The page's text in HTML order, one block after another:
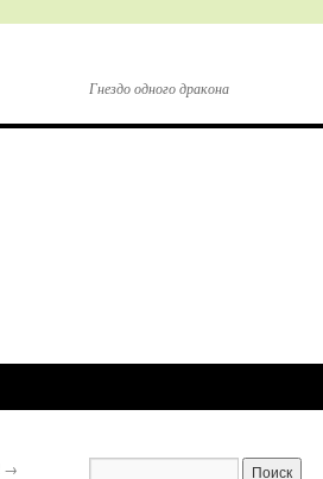
Гнездо одного дракона
→